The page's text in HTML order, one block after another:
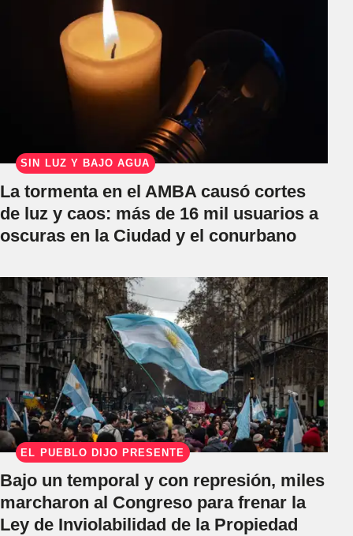
SIN LUZ Y BAJO AGUA
La tormenta en el AMBA causó cortes
de luz y caos: más de 16 mil usuarios a
oscuras en la Ciudad y el conurbano
EL PUEBLO DIJO PRESENTE
Bajo un temporal y con represión, miles
marcharon al Congreso para frenar la
Ley de Inviolabilidad de la Propiedad